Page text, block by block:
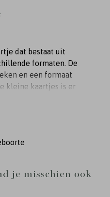
dat bestaat uit
formaten. De
en een formaat
kleine kaartjes is er
en extra informatie
wens aanpassen.
vast met een mooi
via de pagina met
Anouk Wubs -
je misschien ook